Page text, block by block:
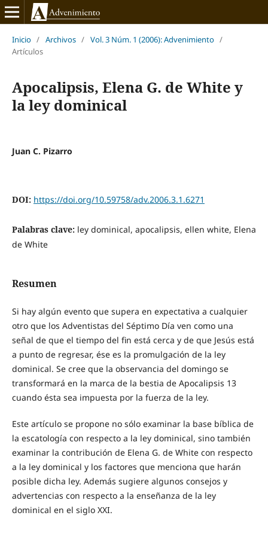
Inicio / Archivos / Vol. 3 Núm. 1 (2006): Advenimiento /
Artículos
Apocalipsis, Elena G. de White y
la ley dominical
Juan C. Pizarro
DOI: https://doi.org/10.59758/adv.2006.3.1.6271
Palabras clave: ley dominical, apocalipsis, ellen white, Elena
de White
Resumen
Si hay algún evento que supera en expectativa a cualquier
otro que los Adventistas del Séptimo Día ven como una
señal de que el tiempo del fin está cerca y de que Jesús está
a punto de regresar, ése es la promulgación de la ley
dominical. Se cree que la observancia del domingo se
transformará en la marca de la bestia de Apocalipsis 13
cuando ésta sea impuesta por la fuerza de la ley.
Este artículo se propone no sólo examinar la base bíblica de
la escatología con respecto a la ley dominical, sino también
examinar la contribución de Elena G. de White con respecto
a la ley dominical y los factores que menciona que harán
posible dicha ley. Además sugiere algunos consejos y
advertencias con respecto a la enseñanza de la ley
dominical en el siglo XXI.